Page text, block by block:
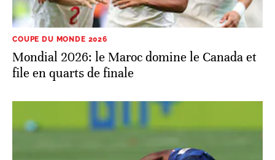
COUPE DU MONDE 2026
Mondial 2026: le Maroc domine le Canada et
file en quarts de finale